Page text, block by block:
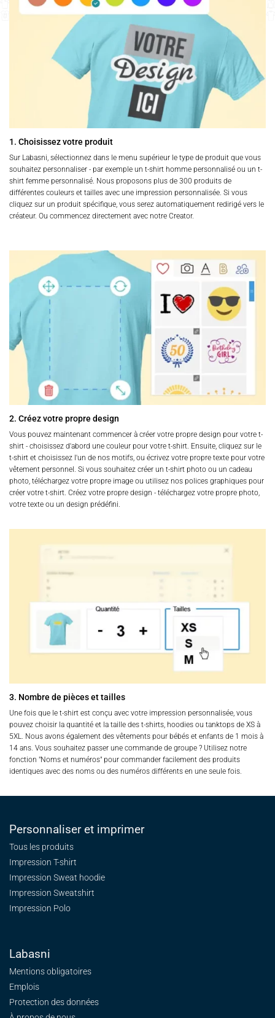
1. Choisissez votre produit
Sur Labasni, sélectionnez dans le menu supérieur le type de produit que vous
souhaitez personnaliser - par exemple un t-shirt homme personnalisé ou un t-
shirt femme personnalisé. Nous proposons plus de 300 produits de
différentes couleurs et tailles avec une impression personnalisée. Si vous
cliquez sur un produit spécifique, vous serez automatiquement redirigé vers le
créateur. Ou commencez directement avec notre Creator.
2. Créez votre propre design
Vous pouvez maintenant commencer à créer votre propre design pour votre t-
shirt - choisissez d'abord une couleur pour votre t-shirt. Ensuite, cliquez sur le
t-shirt et choisissez l'un de nos motifs, ou écrivez votre propre texte pour votre
vêtement personnel. Si vous souhaitez créer un t-shirt photo ou un cadeau
photo, téléchargez votre propre image ou utilisez nos polices graphiques pour
créer votre t-shirt. Créez votre propre design - téléchargez votre propre photo,
votre texte ou un design prédéfini.
3. Nombre de pièces et tailles
Une fois que le t-shirt est conçu avec votre impression personnalisée, vous
pouvez choisir la quantité et la taille des t-shirts, hoodies ou tanktops de XS à
5XL. Nous avons également des vêtements pour bébés et enfants de 1 mois à
14 ans. Vous souhaitez passer une commande de groupe ? Utilisez notre
fonction "Noms et numéros" pour commander facilement des produits
identiques avec des noms ou des numéros différents en une seule fois.
Personnaliser et imprimer
Tous les produits
Impression T-shirt
Impression Sweat hoodie
Impression Sweatshirt
Impression Polo
Labasni
Mentions obligatoires
Emplois
Protection des données